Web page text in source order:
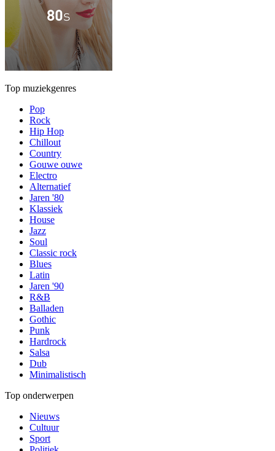
Top muziekgenres
Pop
Rock
Hip Hop
Chillout
Country
Gouwe ouwe
Electro
Alternatief
Jaren '80
Klassiek
House
Jazz
Soul
Classic rock
Blues
Latin
Jaren '90
R&B
Balladen
Gothic
Punk
Hardrock
Salsa
Dub
Minimalistisch
Top onderwerpen
Nieuws
Cultuur
Sport